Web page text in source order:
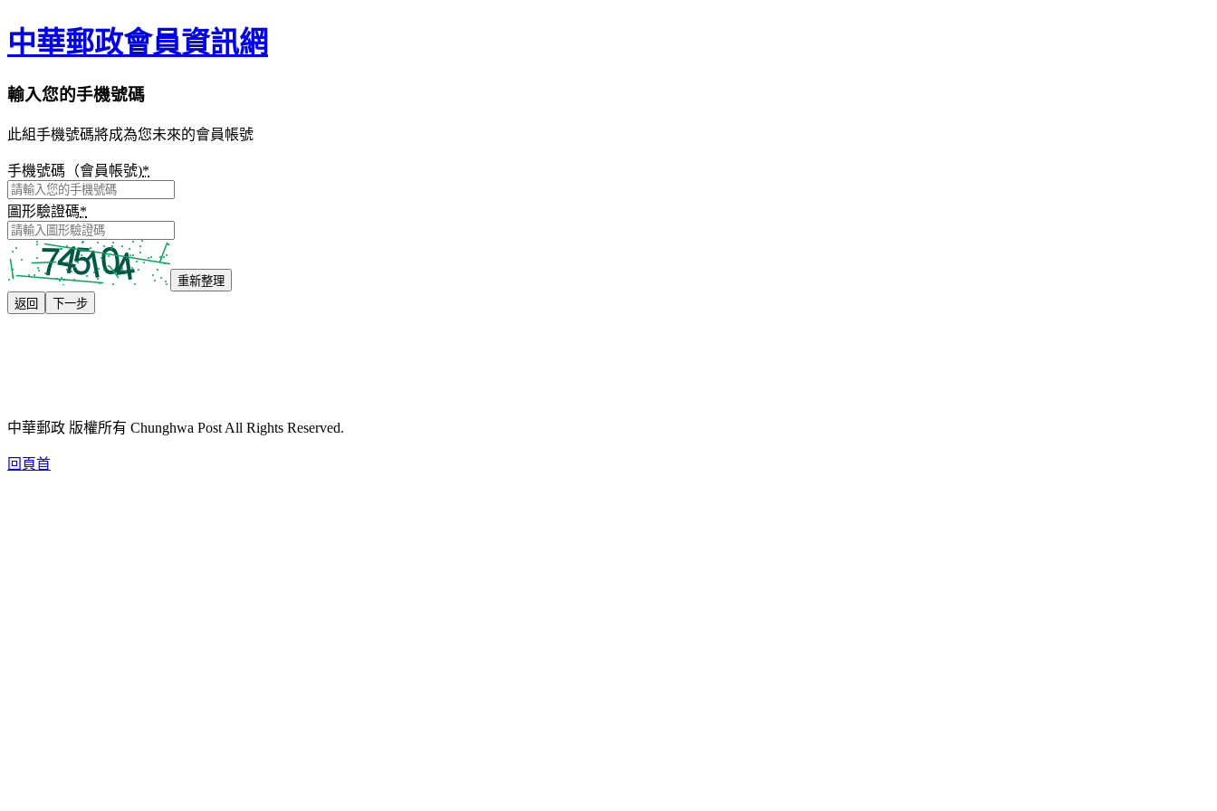
中華郵政會員資訊網
輸入您的手機號碼
此組手機號碼將成為您未來的會員帳號
手機號碼（會員帳號)*
圖形驗證碼*
重新整理
返回
下一步
中華郵政 版權所有 Chunghwa Post All Rights Reserved.
回頁首